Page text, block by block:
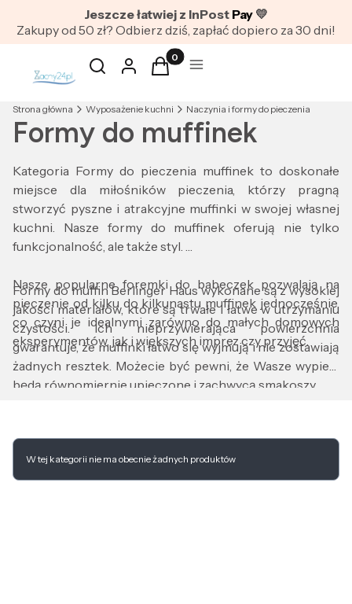
Jeszcze łatwiej z InPost Pay 💛
Zakupy od 50 zł? Odbierz dziś, zapłać dopiero za 30 dni!
Otwórz wyszukiwarkę
Szukaj Zaloguj sięProdukty w koszyku: 0. Zobacz
KoszykMenu
Strona główna Wyposażenie kuchni Naczynia i formy do pieczenia
Formy do muffinek
Kategoria Formy do pieczenia muffinek to doskonałe
miejsce dla miłośników pieczenia, którzy pragną
stworzyć pyszne i atrakcyjne muffinki w swojej własnej
kuchni. Nasze formy do muffinek oferują nie tylko
funkcjonalność, ale także styl.
Nasze popularne foremki do babeczek pozwalają na
pieczenie od kilku do kilkunastu muffinek jednocześnie,
co czyni je idealnymi zarówno do małych domowych
eksperymentów, jak i większych imprez czy przyjęć.
Formy do muffin Berlinger Haus wykonane są z wysokiej
jakości materiałów, które są trwałe i łatwe w utrzymaniu
czystości. Ich nieprzywierająca powierzchnia
gwarantuje, że muffinki łatwo się wyjmują i nie zostawiają
żadnych resztek. Możecie być pewni, że Wasze wypieki
będą równomiernie upieczone i zachwycą smakoszy.
swoją kulinarną podróż już dziś!
Lista produktów
W tej kategorii nie ma obecnie żadnych produktów